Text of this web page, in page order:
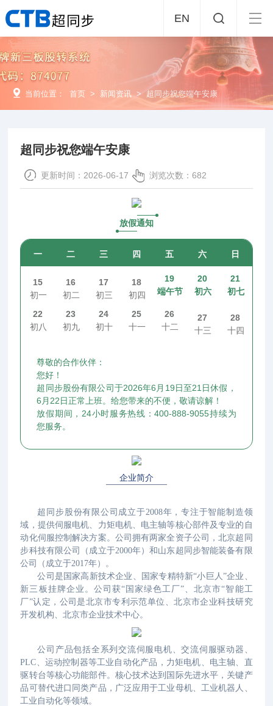
EN
当前位置： 首页> 新闻资讯>超同步祝您端午安康
超同步祝您端午安康
更新时间：2026-06-17 浏览次数：682
放假通知
一 二 三 四 五 六 日
15
初一
16
初二
17
初三
18
初四
19
端午节
20
初六
21
初七
22
初八
23
初九
24
初十
25
十一
26
十二
27
十三
28
十四
尊敬的合作伙伴：
您好！
超同步股份有限公司于2026年6月19日至21日休假，
6月22日正常上班。给您带来的不便，敬请谅解！
放假期间，24小时服务热线：400-888-9055持续为
您服务。
企业简介
超同步股份有限公司成立于2008年，专注于智能制造领
域，提供伺服电机、力矩电机、电主轴等核心部件及专业的自
动化伺服控制解决方案。公司拥有两家全资子公司，北京超同
步科技有限公司（成立于2000年）和山东超同步智能装备有限
公司（成立于2017年）。
公司是国家高新技术企业、国家专精特新“小巨人”企业、
新三板挂牌企业。公司获“国家绿色工厂”、北京市“智能工
厂”认定，公司是北京市专利示范单位、北京市企业科技研究
开发机构、北京市企业技术中心。
公司产品包括全系列交流伺服电机、交流伺服驱动器、
PLC、运动控制器等工业自动化产品，力矩电机、电主轴、直
驱转台等核心功能部件。核心技术达到国际先进水平，关键产
品可替代进口同类产品，广泛应用于工业母机、工业机器人、
工业自动化等领域。